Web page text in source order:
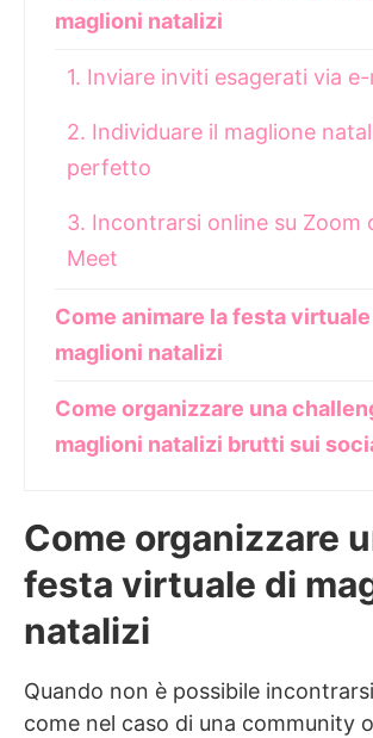
maglioni natalizi
1. Inviare inviti esagerati via e-
2. Individuare il maglione
perfetto
3. Incontrarsi online su Zoom
Meet
Come animare la festa
maglioni natalizi
Come organizzare una
maglioni natalizi brutti sui
Come organizzare
festa virtuale di
natalizi
Quando non è possibile
come nel caso di una community